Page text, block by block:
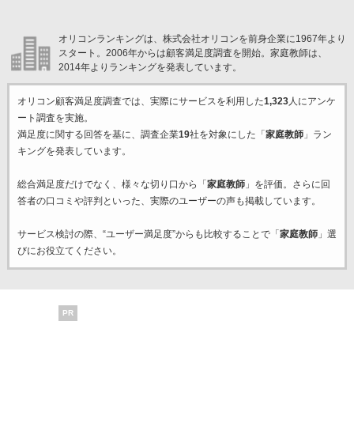
オリコンランキングは、株式会社オリコンを前身企業に1967年より
スタート。2006年からは顧客満足度調査を開始。家庭教師は、
2014年よりランキングを発表しています。
オリコン顧客満足度調査では、実際にサービスを利用した1,323人にアンケ
ート調査を実施。
満足度に関する回答を基に、調査企業19社を対象にした「 家庭教師」ラン
キングを発表しています。
総合満足度だけでなく、様々な切り口から「 家庭教師」を評価。さらに回
答者の口コミや評判といった、実際のユーザーの声も掲載しています。
サービス検討の際、“ユーザー満足度”からも比較することで「 家庭教師」選
びにお役立てください。
PR